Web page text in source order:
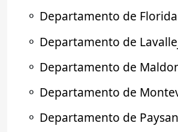
⚬ Departamento de Florida
⚬ Departamento de
⚬ Departamento de
⚬ Departamento de
⚬ Departamento de